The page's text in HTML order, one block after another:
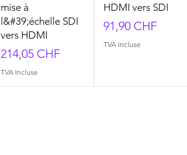
mise à
l&#39;échelle SDI
vers HDMI
Prix
214,05 CHF
TVA Incluse
HDMI vers SDI
Prix
91,90 CHF
TVA Incluse